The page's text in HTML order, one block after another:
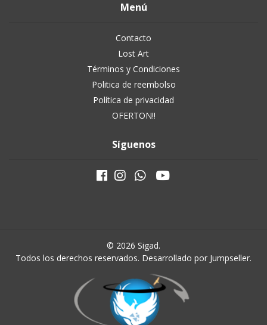
Menú
Contacto
Lost Art
Términos y Condiciones
Politica de reembolso
Política de privacidad
OFERTON!!
Síguenos
© 2026 Sigad.
Todos los derechos reservados. Desarrollado por Jumpseller.